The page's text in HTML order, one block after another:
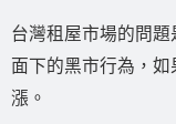
台灣租屋市場的問
面下的黑市行為，
漲。